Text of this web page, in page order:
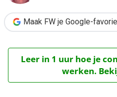
Maak FW je Google-
Leer in 1 uur hoe je
werken.